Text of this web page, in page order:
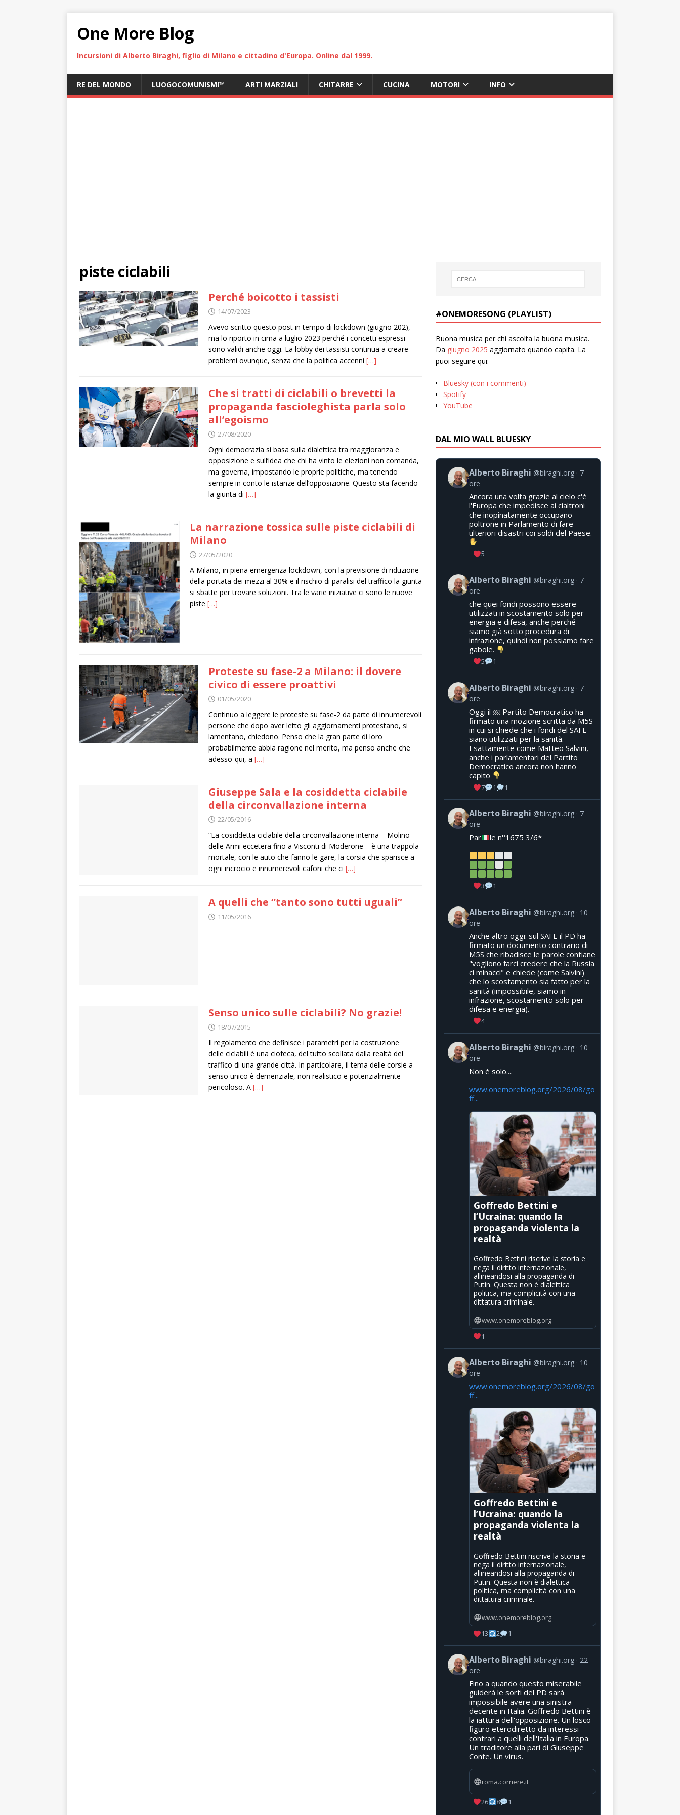
One More Blog
Incursioni di Alberto Biraghi, figlio di Milano e cittadino d'Europa. Online dal 1999.
RE DEL MONDO LUOGOCOMUNISMI™ ARTI MARZIALI CHITARRE CUCINA MOTORI INFO
piste ciclabili
Perché boicotto i tassisti
14/07/2023
Avevo scritto questo post in tempo di lockdown (giugno 202),
ma lo riporto in cima a luglio 2023 perché i concetti espressi
sono validi anche oggi. La lobby dei tassisti continua a creare
problemi ovunque, senza che la politica accenni […]
Che si tratti di ciclabili o brevetti la
propaganda fascioleghista parla solo
all’egoismo
27/08/2020
Ogni democrazia si basa sulla dialettica tra maggioranza e
opposizione e sull’idea che chi ha vinto le elezioni non comanda,
ma governa, impostando le proprie politiche, ma tenendo
sempre in conto le istanze dell’opposizione. Questo sta facendo
la giunta di […]
La narrazione tossica sulle piste ciclabili di
Milano
27/05/2020
A Milano, in piena emergenza lockdown, con la previsione di riduzione
della portata dei mezzi al 30% e il rischio di paralisi del traffico la giunta
si sbatte per trovare soluzioni. Tra le varie iniziative ci sono le nuove
piste […]
Proteste su fase-2 a Milano: il dovere
civico di essere proattivi
01/05/2020
Continuo a leggere le proteste su fase-2 da parte di innumerevoli
persone che dopo aver letto gli aggiornamenti protestano, si
lamentano, chiedono. Penso che la gran parte di loro
probabilmente abbia ragione nel merito, ma penso anche che
adesso-qui, a […]
Giuseppe Sala e la cosiddetta ciclabile
della circonvallazione interna
22/05/2016
“La cosiddetta ciclabile della circonvallazione interna – Molino
delle Armi eccetera fino a Visconti di Moderone – è una trappola
mortale, con le auto che fanno le gare, la corsia che sparisce a
ogni incrocio e innumerevoli cafoni che ci […]
A quelli che “tanto sono tutti uguali”
11/05/2016
Senso unico sulle ciclabili? No grazie!
18/07/2015
Il regolamento che definisce i parametri per la costruzione
delle ciclabili è una ciofeca, del tutto scollata dalla realtà del
traffico di una grande città. In particolare, il tema delle corsie a
senso unico è demenziale, non realistico e potenzialmente
pericoloso. A […]
#ONEMORESONG (PLAYLIST)
Buona musica per chi ascolta la buona musica.
Da giugno 2025 aggiornato quando capita. La
puoi seguire qui:
Bluesky (con i commenti)
Spotify
YouTube
DAL MIO WALL BLUESKY
Alberto Biraghi @biraghi.org
7
ore
Ancora una volta grazie al cielo c'è
l'Europa che impedisce ai cialtroni
che inopinatamente occupano
poltrone in Parlamento di fare
ulteriori disastri coi soldi del Paese.
5
Alberto Biraghi @biraghi.org
7
ore
che quei fondi possono essere
utilizzati in scostamento solo per
energia e difesa, anche perché
siamo già sotto procedura di
infrazione, quindi non possiamo fare
gabole.
5 1
Alberto Biraghi @biraghi.org
7
ore
Oggi il ￼ Partito Democratico ha
firmato una mozione scritta da M5S
in cui si chiede che i fondi del SAFE
siano utilizzati per la sanità.
Esattamente come Matteo Salvini,
anche i parlamentari del Partito
Democratico ancora non hanno
capito
7 1 1
Alberto Biraghi @biraghi.org
7
ore
Par le n°1675 3/6*
3 1
Alberto Biraghi @biraghi.org
10
ore
Anche altro oggi: sul SAFE il PD ha
firmato un documento contrario di
M5S che ribadisce le parole contiane
"vogliono farci credere che la Russia
ci minacci" e chiede (come Salvini)
che lo scostamento sia fatto per la
sanità (impossibile, siamo in
infrazione, scostamento solo per
difesa e energia).
4
Alberto Biraghi @biraghi.org
10
ore
Non è solo....
www.onemoreblog.org/2026/08/go
ff...
Goffredo Bettini e
l’Ucraina: quando la
propaganda violenta la
realtà
Goffredo Bettini riscrive la storia e
nega il diritto internazionale,
allineandosi alla propaganda di
Putin. Questa non è dialettica
politica, ma complicità con una
dittatura criminale.
www.onemoreblog.org
1
Alberto Biraghi @biraghi.org
10
ore
www.onemoreblog.org/2026/08/go
ff...
Goffredo Bettini e
l’Ucraina: quando la
propaganda violenta la
realtà
Goffredo Bettini riscrive la storia e
nega il diritto internazionale,
allineandosi alla propaganda di
Putin. Questa non è dialettica
politica, ma complicità con una
dittatura criminale.
www.onemoreblog.org
13
2 1
Alberto Biraghi @biraghi.org
22
ore
Fino a quando questo miserabile
guiderà le sorti del PD sarà
impossibile avere una sinistra
decente in Italia. Goffredo Bettini è
la iattura dell'opposizione. Un losco
figuro eterodiretto da interessi
contrari a quelli dell'Italia in Europa.
Un traditore alla pari di Giuseppe
Conte. Un virus.
roma.corriere.it
26 8 1